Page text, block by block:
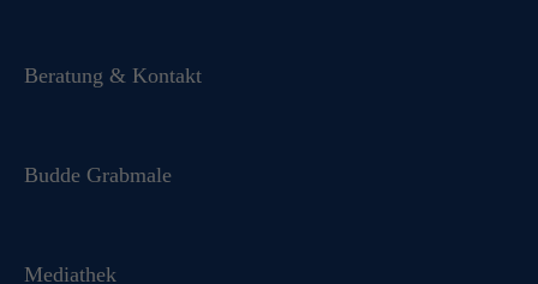
Beratung & Kontakt
Budde Grabmale
Mediathek